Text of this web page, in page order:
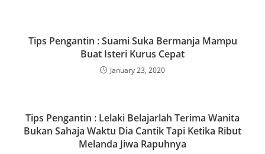
Tips Pengantin : Suami Suka Bermanja Mampu
Buat Isteri Kurus Cepat
January 23, 2020
Tips Pengantin : Lelaki Belajarlah Terima Wanita
Bukan Sahaja Waktu Dia Cantik Tapi Ketika Ribut
Melanda Jiwa Rapuhnya